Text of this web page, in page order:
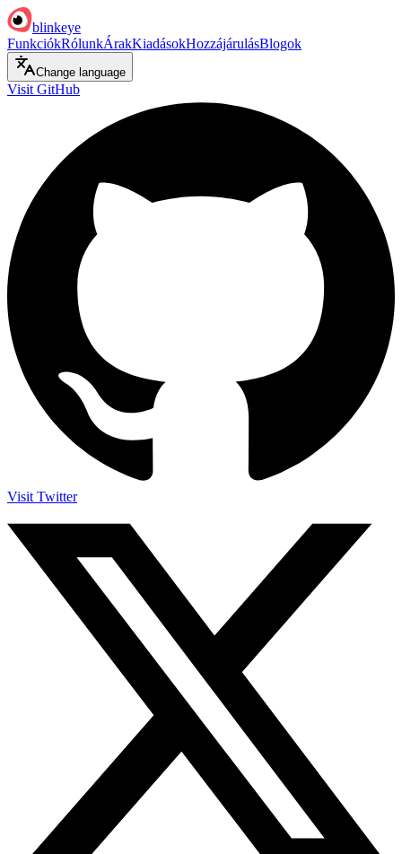
blinkeye
FunkciókRólunkÁrakKiadásokHozzájárulásBlogok
Change language
Visit GitHub
Visit Twitter